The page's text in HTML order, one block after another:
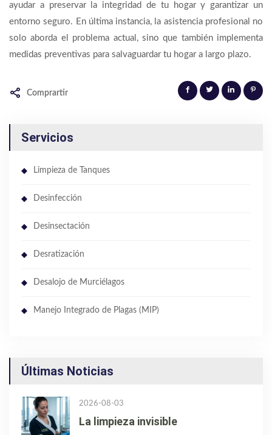
ayudar a preservar la integridad de tu hogar y garantizar un
entorno seguro. En última instancia, la asistencia profesional no
solo aborda el problema actual, sino que también implementa
medidas preventivas para salvaguardar tu hogar a largo plazo.
Comprartir
Servicios
Limpieza de Tanques
Desinfección
Desinsectación
Desratización
Desalojo de Murciélagos
Manejo Integrado de Plagas (MIP)
Últimas Noticias
2026-08-03
La limpieza invisible